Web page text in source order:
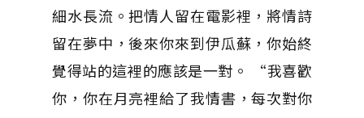
細水長流。把情人留在電影裡，將情詩
留在夢中，後來你來到伊瓜蘇，你始終
覺得站的這裡的應該是一對。 “我喜歡
你，你在月亮裡給了我情書，每次對你